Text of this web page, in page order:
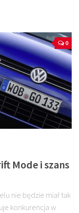
0
Mode i szans
nie będzie miał tak
konkurencja w